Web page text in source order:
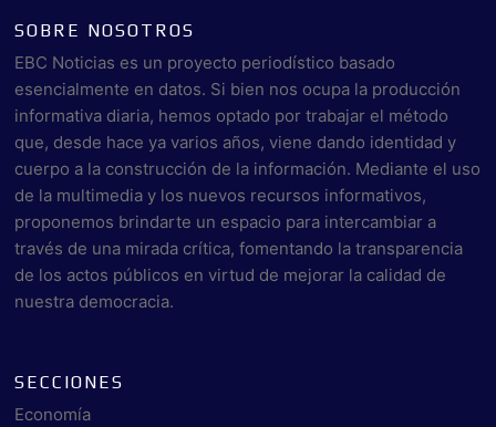
SOBRE NOSOTROS
EBC Noticias es un proyecto periodístico basado
esencialmente en datos. Si bien nos ocupa la producción
informativa diaria, hemos optado por trabajar el método
que, desde hace ya varios años, viene dando identidad y
cuerpo a la construcción de la información. Mediante el uso
de la multimedia y los nuevos recursos informativos,
proponemos brindarte un espacio para intercambiar a
través de una mirada crítica, fomentando la transparencia
de los actos públicos en virtud de mejorar la calidad de
nuestra democracia.
SECCIONES
Economía